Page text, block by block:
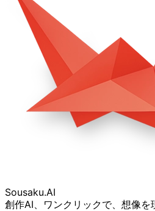
Sousaku.AI
創作AI、ワンクリックで、想像を